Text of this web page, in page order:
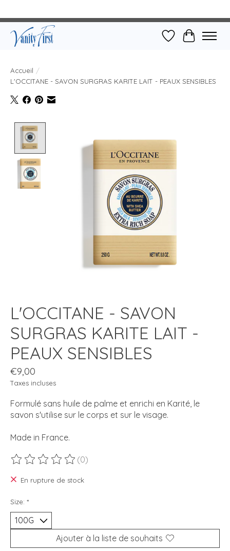
Liste dePanier
Accueil /
L'OCCITANE - SAVON SURGRAS KARITE LAIT - PEAUX SENSIBLES
L'OCCITANE - SAVON
SURGRAS KARITE LAIT -
PEAUX SENSIBLES
€9,00
Taxes incluses
Formulé sans huile de palme et enrichi en Karité, le
savon s'utilise sur le corps et sur le visage.
Made in France.
Ce produit est évalué à
(0)
En rupture de stock
Size: *
Ajouter à la liste de souhaits